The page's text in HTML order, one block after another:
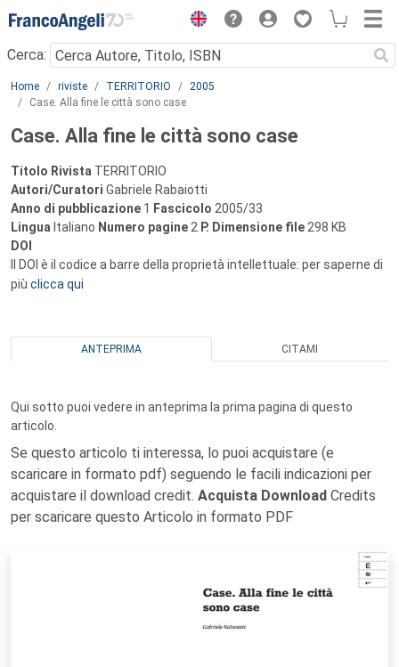
Menu
Cerca:
Main content
Home riviste TERRITORIO
2005
Case. Alla fine le città sono case
Case. Alla fine le città sono case
Titolo Rivista TERRITORIO
Autori/Curatori Gabriele Rabaiotti
Anno di pubblicazione 1 Fascicolo 2005/33
Lingua Italiano Numero pagine 2 P. Dimensione file 298 KB
DOI
Il DOI è il codice a barre della proprietà intellettuale: per saperne di
più clicca qui
ANTEPRIMA CITAMI
Qui sotto puoi vedere in anteprima la prima pagina di questo
articolo.
Se questo articolo ti interessa, lo puoi acquistare (e
scaricare in formato pdf) seguendo le facili indicazioni per
acquistare il download credit. Acquista Download Credits
per scaricare questo Articolo in formato PDF